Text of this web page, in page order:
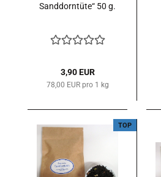
Sanddorntüte“ 50 g.
3,90 EUR
78,00 EUR pro 1 kg
TOP